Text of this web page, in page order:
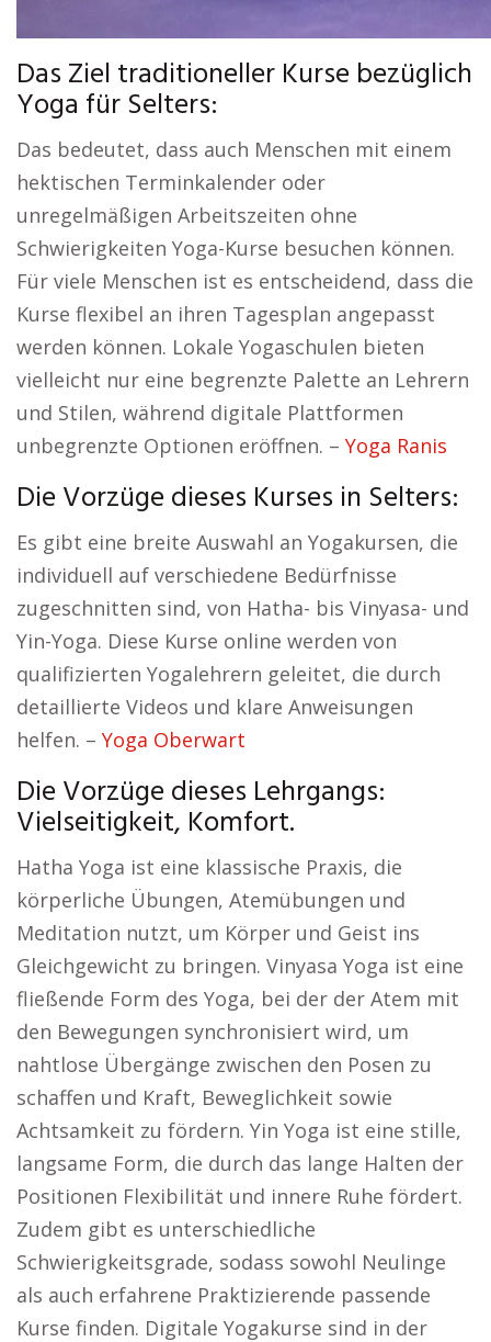
Das Ziel traditioneller Kurse bezüglich
Yoga für Selters:
Das bedeutet, dass auch Menschen mit einem
hektischen Terminkalender oder
unregelmäßigen Arbeitszeiten ohne
Schwierigkeiten Yoga-Kurse besuchen können.
Für viele Menschen ist es entscheidend, dass die
Kurse flexibel an ihren Tagesplan angepasst
werden können. Lokale Yogaschulen bieten
vielleicht nur eine begrenzte Palette an Lehrern
und Stilen, während digitale Plattformen
unbegrenzte Optionen eröffnen. – Yoga Ranis
Die Vorzüge dieses Kurses in Selters:
Es gibt eine breite Auswahl an Yogakursen, die
individuell auf verschiedene Bedürfnisse
zugeschnitten sind, von Hatha- bis Vinyasa- und
Yin-Yoga. Diese Kurse online werden von
qualifizierten Yogalehrern geleitet, die durch
detaillierte Videos und klare Anweisungen
helfen. – Yoga Oberwart
Die Vorzüge dieses Lehrgangs:
Vielseitigkeit, Komfort.
Hatha Yoga ist eine klassische Praxis, die
körperliche Übungen, Atemübungen und
Meditation nutzt, um Körper und Geist ins
Gleichgewicht zu bringen. Vinyasa Yoga ist eine
fließende Form des Yoga, bei der der Atem mit
den Bewegungen synchronisiert wird, um
nahtlose Übergänge zwischen den Posen zu
schaffen und Kraft, Beweglichkeit sowie
Achtsamkeit zu fördern. Yin Yoga ist eine stille,
langsame Form, die durch das lange Halten der
Positionen Flexibilität und innere Ruhe fördert.
Zudem gibt es unterschiedliche
Schwierigkeitsgrade, sodass sowohl Neulinge
als auch erfahrene Praktizierende passende
Kurse finden. Digitale Yogakurse sind in der